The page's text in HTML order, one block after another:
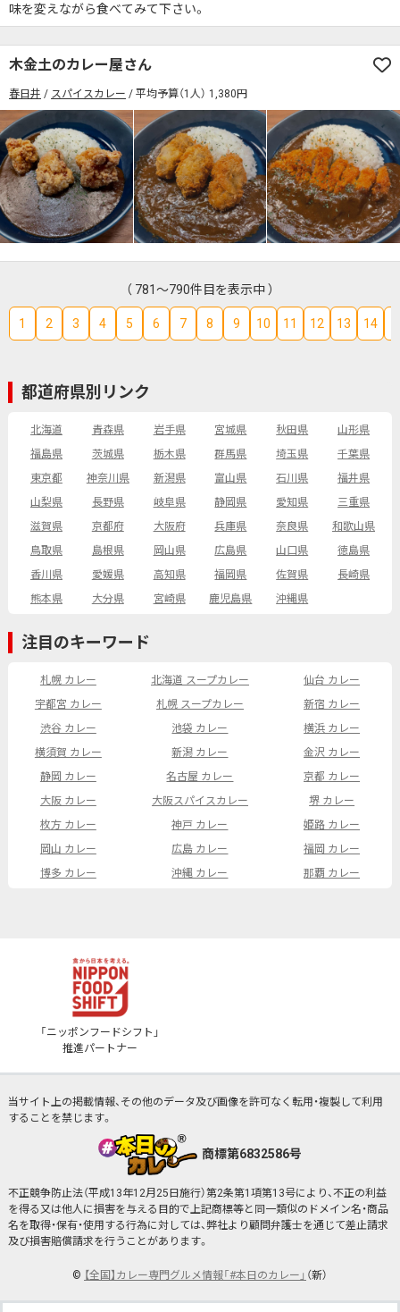
味を変えながら食べてみて下さい。
木金土のカレー屋さん
春日井 スパイスカレー 平均予算（1人） 1,380円
（ 781～790件目を表示中 ）
1 2 3 4 5 6 7 8 9 10 11 12 13 14
都道府県別リンク
北海道 青森県 岩手県 宮城県 秋田県
山形県
福島県
茨城県 栃木県 群馬県 埼玉県
千葉県
東京都
神奈川県 新潟県 富山県 石川県
福井県
山梨県
長野県 岐阜県 静岡県 愛知県
三重県
滋賀県
京都府 大阪府 兵庫県 奈良県
和歌山県
鳥取県
島根県 岡山県 広島県 山口県
徳島県
香川県
愛媛県 高知県 福岡県 佐賀県
長崎県
熊本県
大分県 宮崎県 鹿児島県 沖縄県
注目のキーワード
札幌 カレー 北海道 スープカレー
仙台 カレー
宇都宮 カレー
札幌 スープカレー
新宿 カレー
渋谷 カレー
池袋 カレー
横浜 カレー
横須賀 カレー
新潟 カレー
金沢 カレー
静岡 カレー
名古屋 カレー
京都 カレー
大阪 カレー
大阪スパイスカレー
堺 カレー
枚方 カレー
神戸 カレー
姫路 カレー
岡山 カレー
広島 カレー
福岡 カレー
博多 カレー
沖縄 カレー 那覇 カレー
「ニッポンフードシフト」
推進パートナー
当サイト上の掲載情報、その他のデータ及び画像を許可なく転用・複製して利用
することを禁じます。
商標第6832586号
不正競争防止法（平成13年12月25日施行）第2条第1項第13号により、不正の利益
を得る又は他人に損害を与える目的で上記商標等と同一類似のドメイン名・商品
名を取得・保有・使用する行為に対しては、弊社より顧問弁護士を通じて差止請求
及び損害賠償請求を行うことがあります。
© 【全国】カレー専門グルメ情報「#本日のカレー」 （新）